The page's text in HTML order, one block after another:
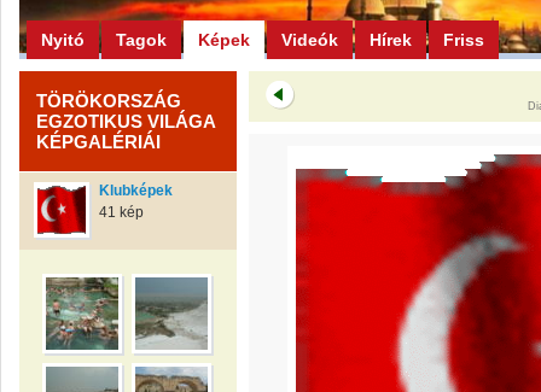
Nyitó Tagok Képek Videók Hírek Friss
TÖRÖKORSZÁG
EGZOTIKUS VILÁGA
KÉPGALÉRIÁI
Klubképek
41 kép